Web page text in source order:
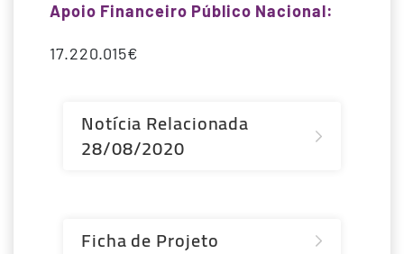
Apoio Financeiro Público Nacional:
17.220.015€
Notícia Relacionada
28/08/2020
Ficha de Projeto